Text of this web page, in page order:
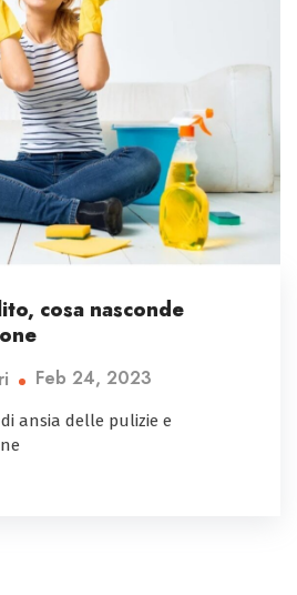
cosa nasconde
Feb 24, 2023
ansia delle pulizie e